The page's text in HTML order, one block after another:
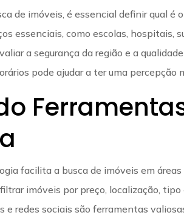
de imóveis, é essencial definir qual é
essenciais, como escolas, hospitais,
a segurança da região e a
pode ajudar a ter uma
facilita a busca de imóveis em
imóveis por preço, localização,
e redes sociais são ferramentas